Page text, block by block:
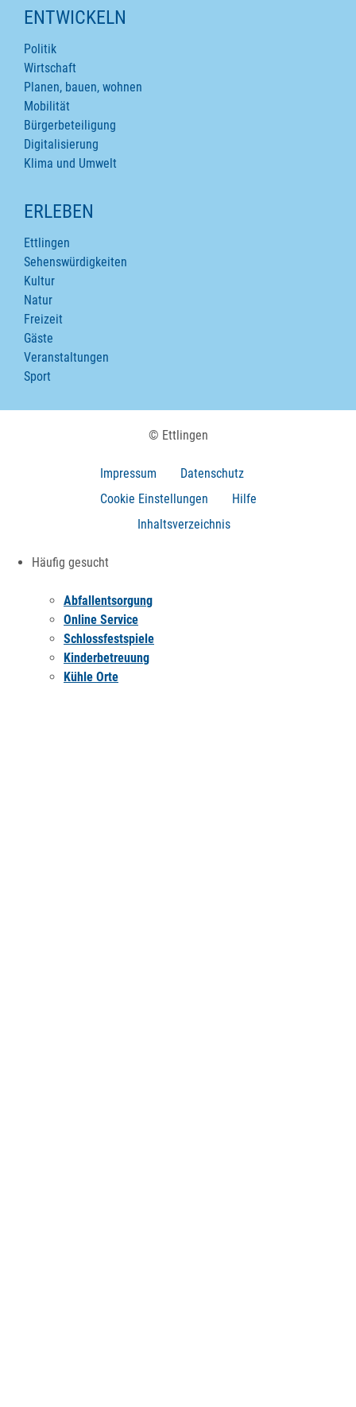
ENTWICKELN
Politik
Wirtschaft
Planen, bauen, wohnen
Mobilität
Bürgerbeteiligung
Digitalisierung
Klima und Umwelt
ERLEBEN
Ettlingen
Sehenswürdigkeiten
Kultur
Natur
Freizeit
Gäste
Veranstaltungen
Sport
© Ettlingen
Impressum
Datenschutz
Cookie Einstellungen
Hilfe
Inhaltsverzeichnis
Häufig gesucht
Abfallentsorgung
Online Service
Schlossfestspiele
Kinderbetreuung
Kühle Orte